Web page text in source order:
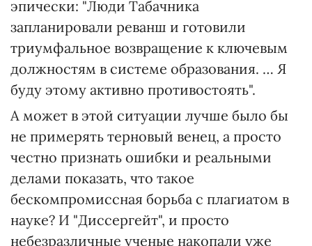
эпически: "Люди Табачника
запланировали реванш и готовили
триумфальное возвращение к ключевым
должностям в системе образования. … Я
буду этому активно противостоять".
А может в этой ситуации лучше было бы
не примерять терновый венец, а просто
честно признать ошибки и реальными
делами показать, что такое
бескомпромиссная борьба с плагиатом в
науке? И "Диссергейт", и просто
небезразличные ученые накопали уже